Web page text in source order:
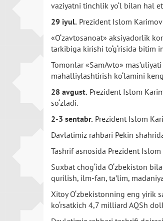
vaziyatni tinchlik yo‘l bilan hal
29 iyul. Prezident Islom
«O‘zavtosanoat» aksiyadorlik
tarkibiga kirishi to‘g‘risida bitim
Tomonlar «SamAvto»
mahalliylashtirish ko‘lamini
28 avgust. Prezident Islom
so‘zladi.
2-3 sentabr. Prezident Islom
Davlatimiz rahbari Pekin
Tashrif asnosida Prezident
Suxbat chog‘ida O‘zbekiston
qurilish, ilm-fan, ta’lim,
Xitoy O‘zbekistonning eng yirik
ko‘rsatkich 4,7 milliard AQSh